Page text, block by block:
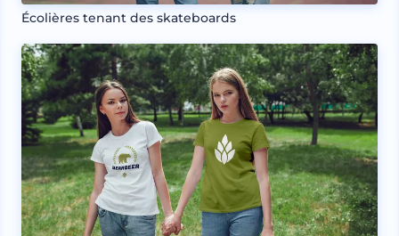
Écolières tenant des skateboards